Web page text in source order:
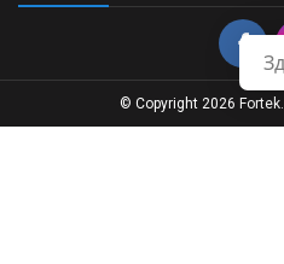
© Copyright 2026